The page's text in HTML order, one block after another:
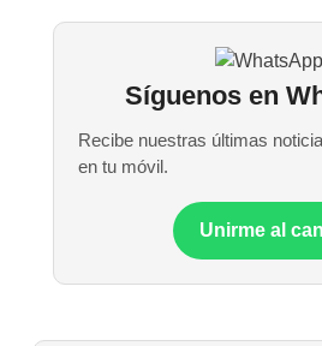
Síguenos en
Recibe nuestras últimas
en tu móvil.
Unirme al